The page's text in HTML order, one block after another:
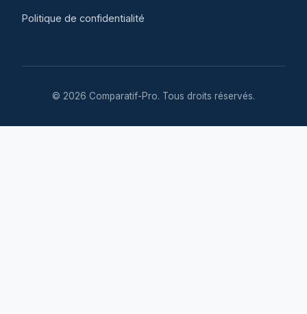
Politique de confidentialité
© 2026 Comparatif-Pro. Tous droits réservés.